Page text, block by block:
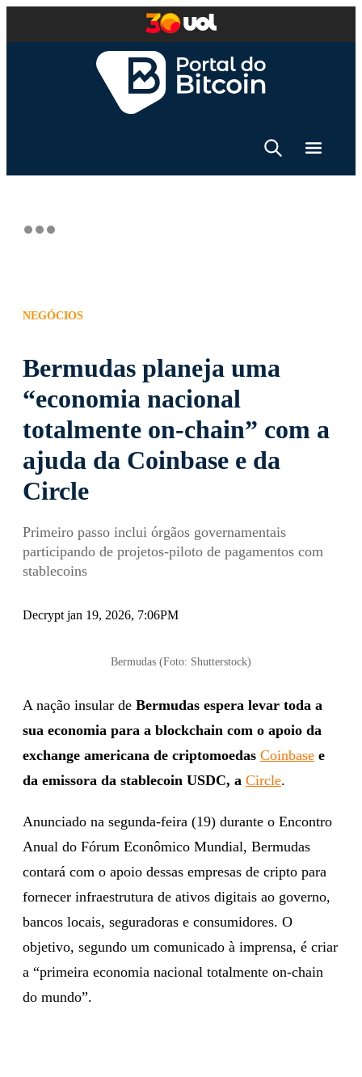
NEGÓCIOS
Bermudas planeja uma
“economia nacional
totalmente on-chain” com a
ajuda da Coinbase e da
Circle
Primeiro passo inclui órgãos governamentais
participando de projetos-piloto de pagamentos com
stablecoins
Decrypt jan 19, 2026, 7:06PM
Bermudas (Foto: Shutterstock)
A nação insular de Bermudas espera levar toda a
sua economia para a blockchain com o apoio da
exchange americana de criptomoedas Coinbase e
da emissora da stablecoin USDC, a Circle.
Anunciado na segunda-feira (19) durante o Encontro
Anual do Fórum Econômico Mundial, Bermudas
contará com o apoio dessas empresas de cripto para
fornecer infraestrutura de ativos digitais ao governo,
bancos locais, seguradoras e consumidores. O
objetivo, segundo um comunicado à imprensa, é criar
a “primeira economia nacional totalmente on-chain
do mundo”.